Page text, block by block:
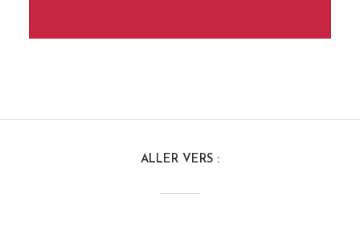
ALLER VERS :